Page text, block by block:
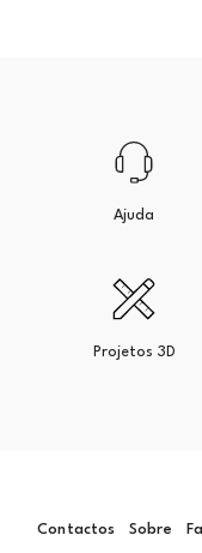
Ajuda
Projetos 3D
Contactos Sobre